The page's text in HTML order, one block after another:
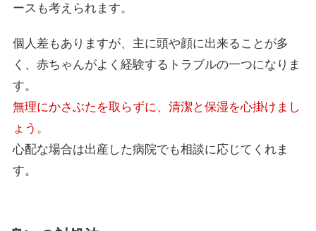
ースも考えられます。
個人差もありますが、主に頭や顔に出来ることが多
く、赤ちゃんがよく経験するトラブルの一つになりま
す。
無理にかさぶたを取らずに、清潔と保湿を心掛けまし
ょう。
心配な場合は出産した病院でも相談に応じてくれま
す。